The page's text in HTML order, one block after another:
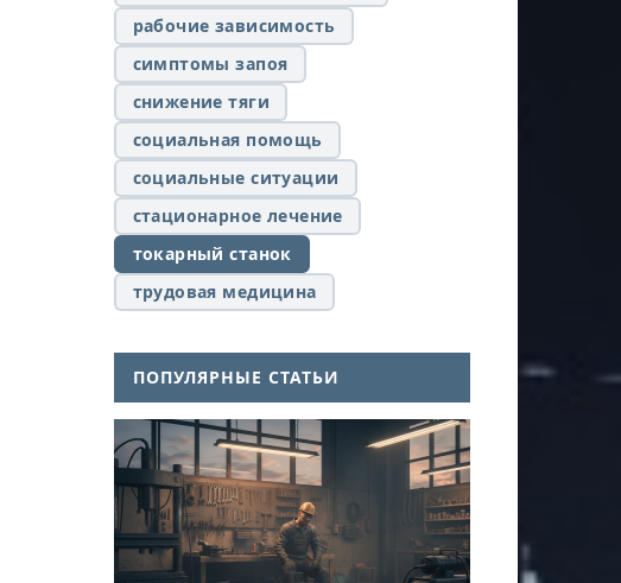
рабочие зависимость
симптомы запоя
снижение тяги
социальная помощь
социальные ситуации
стационарное лечение
токарный станок
трудовая медицина
ПОПУЛЯРНЫЕ СТАТЬИ